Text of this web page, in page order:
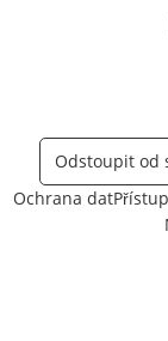
Odstoupit od
Ochrana dat